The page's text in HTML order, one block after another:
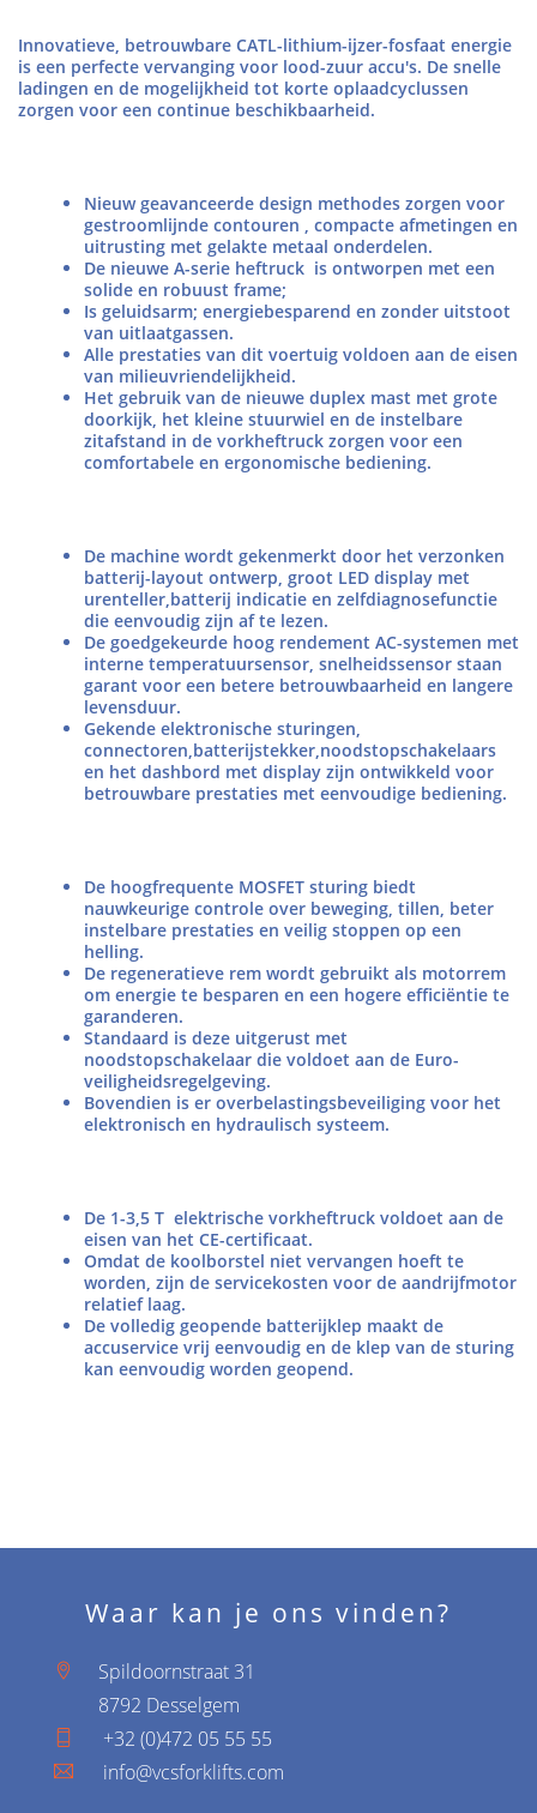
Innovatieve, betrouwbare CATL-lithium-ijzer-fosfaat energie
is een perfecte vervanging voor lood-zuur accu's. De snelle
ladingen en de mogelijkheid tot korte oplaadcyclussen
zorgen voor een continue beschikbaarheid.
Nieuw geavanceerde design methodes zorgen voor
gestroomlijnde contouren , compacte afmetingen en
uitrusting met gelakte metaal onderdelen.
De nieuwe A-serie heftruck is ontworpen met een
solide en robuust frame;
Is geluidsarm; energiebesparend en zonder uitstoot
van uitlaatgassen.
Alle prestaties van dit voertuig voldoen aan de eisen
van milieuvriendelijkheid.
Het gebruik van de nieuwe duplex mast met grote
doorkijk, het kleine stuurwiel en de instelbare
zitafstand in de vorkheftruck zorgen voor een
comfortabele en ergonomische bediening.
De machine wordt gekenmerkt door het verzonken
batterij-layout ontwerp, groot LED display met
urenteller,batterij indicatie en zelfdiagnosefunctie
die eenvoudig zijn af te lezen.
De goedgekeurde hoog rendement AC-systemen met
interne temperatuursensor, snelheidssensor staan
garant voor een betere betrouwbaarheid en langere
levensduur.
Gekende elektronische sturingen,
connectoren,batterijstekker,noodstopschakelaars
en het dashbord met display zijn ontwikkeld voor
betrouwbare prestaties met eenvoudige bediening.
De hoogfrequente MOSFET sturing biedt
nauwkeurige controle over beweging, tillen, beter
instelbare prestaties en veilig stoppen op een
helling.
De regeneratieve rem wordt gebruikt als motorrem
om energie te besparen en een hogere efficiëntie te
garanderen.
Standaard is deze uitgerust met
noodstopschakelaar die voldoet aan de Euro-
veiligheidsregelgeving.
Bovendien is er overbelastingsbeveiliging voor het
elektronisch en hydraulisch systeem.
De 1-3,5 T elektrische vorkheftruck voldoet aan de
eisen van het CE-certificaat.
Omdat de koolborstel niet vervangen hoeft te
worden, zijn de servicekosten voor de aandrijfmotor
relatief laag.
De volledig geopende batterijklep maakt de
accuservice vrij eenvoudig en de klep van de sturing
kan eenvoudig worden geopend.
Waar kan je ons vinden?
Spildoornstraat 31
8792 Desselgem
+32 (0)472 05 55 55
info@vcsforklifts.com